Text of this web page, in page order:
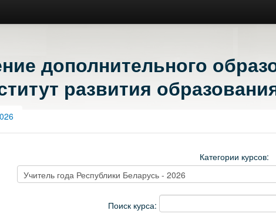
дополнительного
развития
Категории курсов:
Поиск курса: